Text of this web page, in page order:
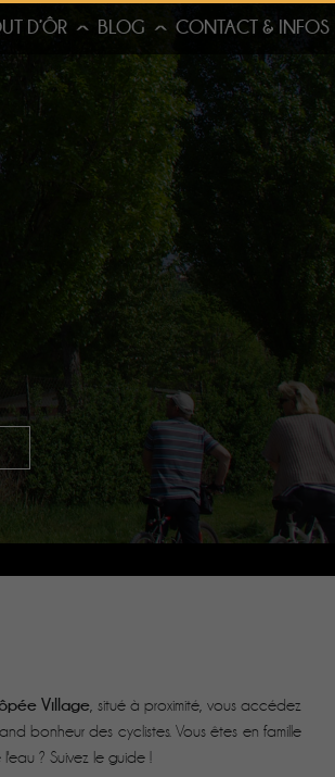
D’ÔR BLOG CONTACT & INFOS
Village, situé à proximité, vous accédez
bonheur des cyclistes. Vous êtes en famille
? Suivez le guide !